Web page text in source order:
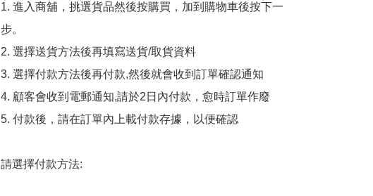
1. 進入商舖，挑選貨品然後按購買，加到購物車後按下一
步。
2. 選擇送貨方法後再填寫送貨/取貨資料
3. 選擇付款方法後再付款,然後就會收到訂單確認通知
4. 顧客會收到電郵通知,請於2日內付款，愈時訂單作廢
5. 付款後，請在訂單內上載付款存據，以便確認
請選擇付款方法: